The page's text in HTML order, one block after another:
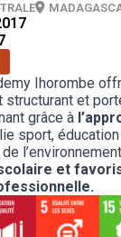
Ihorombe
structurant et
grâce à
sport,
et